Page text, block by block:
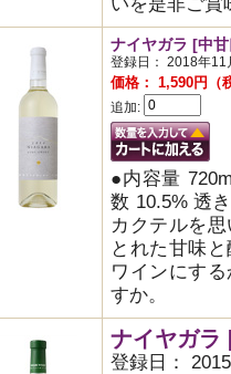
いを是非ご賞
ナイヤ
登録日： 2018年11
価格： 1,590円（
追加:
●内容量
数 10.5% 透
カクテルを
とれた甘味
ワインにす
すか。
ナイヤガラ
登録日：